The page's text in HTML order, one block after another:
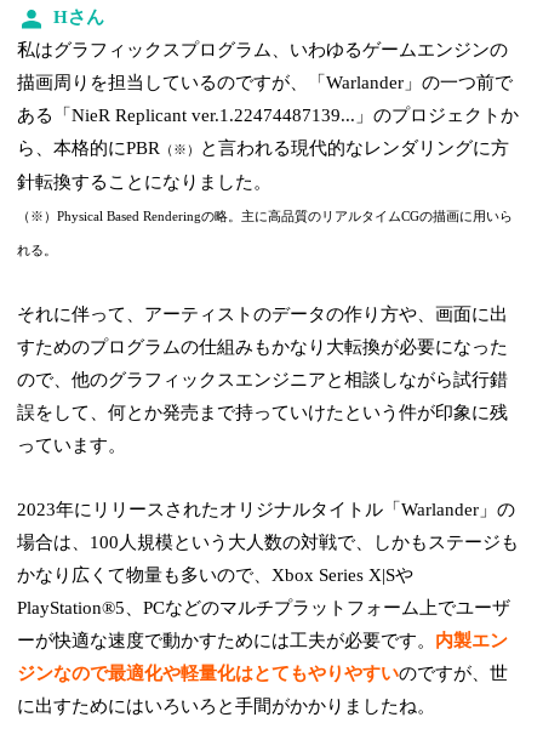
Hさん
私はグラフィックスプログラム、いわゆるゲームエンジンの
描画周りを担当しているのですが、「Warlander」の一つ前で
ある「NieR Replicant ver.1.22474487139...」のプロジェクトか
ら、本格的にPBR （※）
と言われる現代的なレンダリングに方
針転換することになりました。
（※）Physical Based Renderingの略。主に高品質のリアルタイムCGの描画に用いら
れる。
それに伴って、アーティストのデータの作り方や、画面に出
すためのプログラムの仕組みもかなり大転換が必要になった
ので、他のグラフィックスエンジニアと相談しながら試行錯
誤をして、何とか発売まで持っていけたという件が印象に残
っています。
2023年にリリースされたオリジナルタイトル「Warlander」の
場合は、100人規模という大人数の対戦で、しかもステージも
かなり広くて物量も多いので、Xbox Series X|Sや
PlayStation®5、PCなどのマルチプラットフォーム上でユーザ
ーが快適な速度で動かすためには工夫が必要です。 内製エン
ジンなので最適化や軽量化はとてもやりやすいのですが、世
に出すためにはいろいろと手間がかかりましたね。